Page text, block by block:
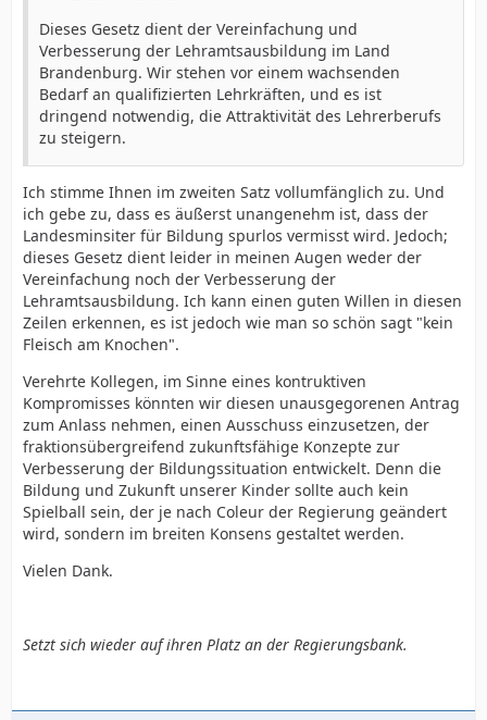
Dieses Gesetz dient der Vereinfachung und
Verbesserung der Lehramtsausbildung im Land
Brandenburg. Wir stehen vor einem wachsenden
Bedarf an qualifizierten Lehrkräften, und es ist
dringend notwendig, die Attraktivität des Lehrerberufs
zu steigern.
Ich stimme Ihnen im zweiten Satz vollumfänglich zu. Und
ich gebe zu, dass es äußerst unangenehm ist, dass der
Landesminsiter für Bildung spurlos vermisst wird. Jedoch;
dieses Gesetz dient leider in meinen Augen weder der
Vereinfachung noch der Verbesserung der
Lehramtsausbildung. Ich kann einen guten Willen in diesen
Zeilen erkennen, es ist jedoch wie man so schön sagt "kein
Fleisch am Knochen".
Verehrte Kollegen, im Sinne eines kontruktiven
Kompromisses könnten wir diesen unausgegorenen Antrag
zum Anlass nehmen, einen Ausschuss einzusetzen, der
fraktionsübergreifend zukunftsfähige Konzepte zur
Verbesserung der Bildungssituation entwickelt. Denn die
Bildung und Zukunft unserer Kinder sollte auch kein
Spielball sein, der je nach Coleur der Regierung geändert
wird, sondern im breiten Konsens gestaltet werden.
Vielen Dank.
Setzt sich wieder auf ihren Platz an der Regierungsbank.